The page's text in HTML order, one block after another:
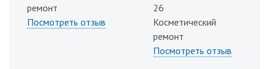
ремонт
Посмотреть отзыв
26
Косметический
ремонт
Посмотреть отзыв